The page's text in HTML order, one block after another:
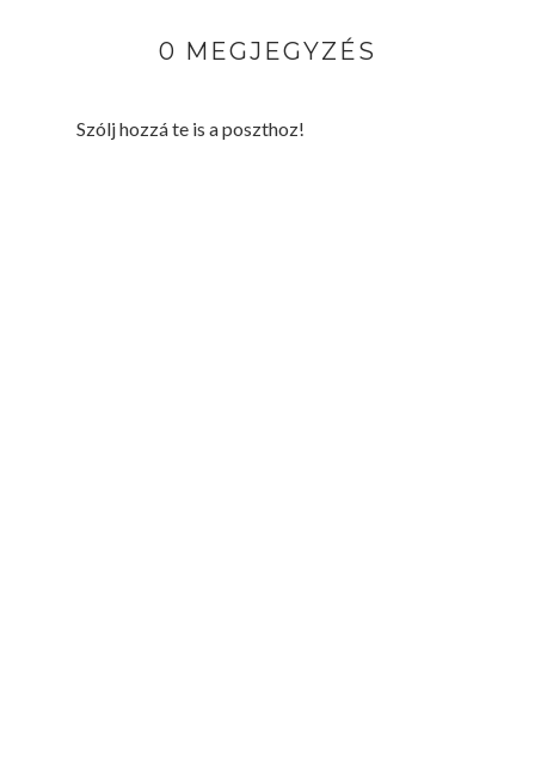
0 MEGJEGYZÉS
Szólj hozzá te is a poszthoz!